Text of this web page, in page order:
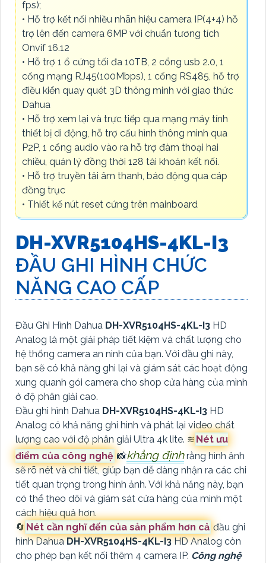
fps);
• Hỗ trợ kết nối nhiều nhãn hiệu camera IP(4+4) hỗ
trợ lên đến camera 6MP với chuẩn tương tích
Onvif 16.12
• Hỗ trợ 1 ổ cứng tối đa 10TB, 2 cổng usb 2.0, 1
cổng mạng RJ45(100Mbps), 1 cổng RS485, hỗ trợ
điều kiển quay quét 3D thông minh với giao thức
Dahua
• Hỗ trợ xem lại và trực tiếp qua mạng máy tính
thiết bị di động, hỗ trợ cấu hình thông minh qua
P2P, 1 cổng audio vào ra hỗ trợ đàm thoại hai
chiều, quản lý đồng thời 128 tài khoản kết nối.
• Hỗ trợ truyền tải âm thanh, báo động qua cáp
đồng trục
• Thiết kế nút reset cứng trên mainboard
DH-XVR5104HS-4KL-I3
ĐẦU GHI HÌNH CHỨC
NĂNG CAO CẤP
Đầu Ghi Hình Dahua DH-XVR5104HS-4KL-I3 HD
Analog là một giải pháp tiết kiệm và chất lượng cho
hệ thống camera an ninh của bạn. Với đầu ghi này,
bạn sẽ có khả năng ghi lại và giám sát các hoạt động
xung quanh gói camera cho shop cửa hàng của mình
ở độ phân giải cao.
Đầu ghi hình Dahua DH-XVR5104HS-4KL-I3 HD
Analog có khả năng ghi hình và phát lại video chất
lượng cao với độ phân giải Ultra 4k lite. ≋ Nét ưu
điểm của công nghệ 📸khẳng địnhrằng hình ảnh
sẽ rõ nét và chi tiết, giúp bạn dễ dàng nhận ra các chi
tiết quan trọng trong hình ảnh. Với khả năng này, bạn
có thể theo dõi và giám sát cửa hàng của mình một
cách hiệu quả hơn.
🔄 Nét cần nghĩ đến của sản phẩm hơn cả đầu ghi
hình DahuaDH-XVR5104HS-4KL-I3HD Analog còn
cho phép bạn kết nối thêm 4 camera IP. Công nghệ